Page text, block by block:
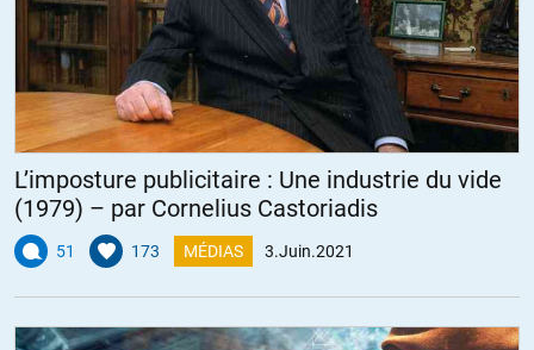
L’imposture publicitaire : Une industrie du vide
(1979) – par Cornelius Castoriadis
51 173 MÉDIAS 3.Juin.2021